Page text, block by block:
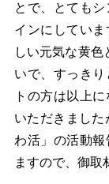
とで、とても
インにしてい
しい元気な黄
いで、すっき
トの方は以上
いただきまし
わ活」の活動
ますので、御取